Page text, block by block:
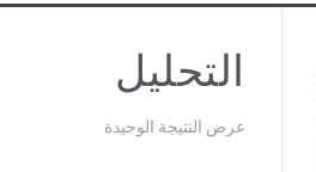
التحليل
عرض النتيجة الوحيدة